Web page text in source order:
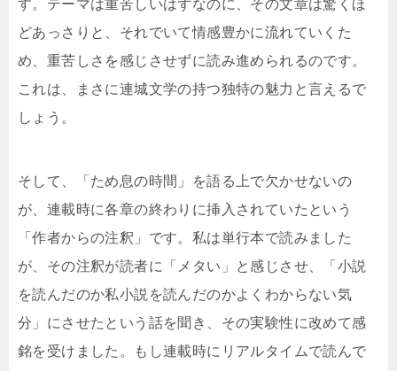
す。テーマは重苦しいはずなのに、その文章は驚くほ
どあっさりと、それでいて情感豊かに流れていくた
め、重苦しさを感じさせずに読み進められるのです。
これは、まさに連城文学の持つ独特の魅力と言えるで
しょう。
そして、「ため息の時間」を語る上で欠かせないの
が、連載時に各章の終わりに挿入されていたという
「作者からの注釈」です。私は単行本で読みました
が、その注釈が読者に「メタい」と感じさせ、「小説
を読んだのか私小説を読んだのかよくわからない気
分」にさせたという話を聞き、その実験性に改めて感
銘を受けました。もし連載時にリアルタイムで読んで